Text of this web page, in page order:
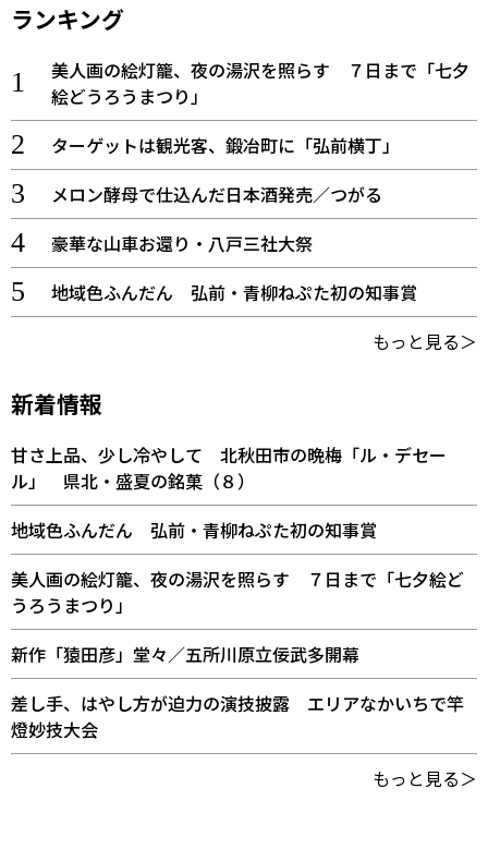
ランキング
美人画の絵灯籠、夜の湯沢を照らす ７日まで「七夕
絵どうろうまつり」
ターゲットは観光客、鍛冶町に「弘前横丁」
メロン酵母で仕込んだ日本酒発売／つがる
豪華な山車お還り・八戸三社大祭
地域色ふんだん 弘前・青柳ねぷた初の知事賞
もっと見る＞
新着情報
甘さ上品、少し冷やして 北秋田市の晩梅「ル・デセー
ル」 県北・盛夏の銘菓（８）
地域色ふんだん 弘前・青柳ねぷた初の知事賞
美人画の絵灯籠、夜の湯沢を照らす ７日まで「七夕絵ど
うろうまつり」
新作「猿田彦」堂々／五所川原立佞武多開幕
差し手、はやし方が迫力の演技披露 エリアなかいちで竿
燈妙技大会
もっと見る＞